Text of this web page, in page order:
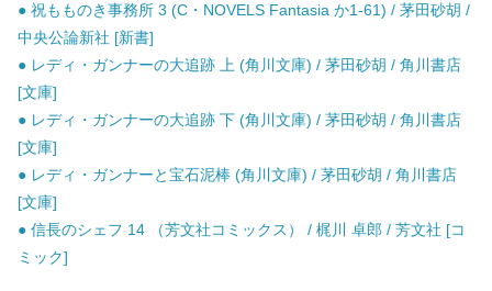
● 祝もものき事務所 3 (C・NOVELS Fantasia か1-61) / 茅田砂胡 /
中央公論新社 [新書]
● レディ・ガンナーの大追跡 上 (角川文庫) / 茅田砂胡 / 角川書店
[文庫]
● レディ・ガンナーの大追跡 下 (角川文庫) / 茅田砂胡 / 角川書店
[文庫]
● レディ・ガンナーと宝石泥棒 (角川文庫) / 茅田砂胡 / 角川書店
[文庫]
● 信長のシェフ 14 （芳文社コミックス） / 梶川 卓郎 / 芳文社 [コ
ミック]